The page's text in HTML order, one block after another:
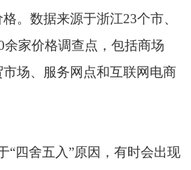
。数据来源于浙江23个市、
余家价格调查点，包括商场
市场、服务网点和互联网电商
“四舍五入”原因，有时会出现